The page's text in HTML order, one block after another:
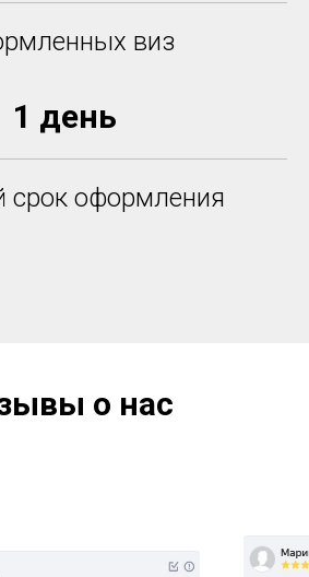
виз
1 день
срок оформления
о нас